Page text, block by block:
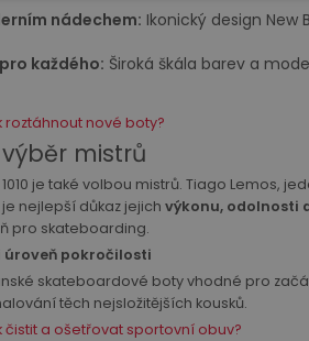
nádechem: Ikonický design
každého: Široká škála barev a
roztáhnout nové boty?
mistrů
je také volbou mistrů. Tiago Lemos,
nejlepší důkaz jejichvýkonu, odolnosti
pro skateboarding.
úroveň pokročilosti
skateboardové boty vhodné pro
těch nejsložitějších kousků.
čistit a ošetřovat sportovní obuv?